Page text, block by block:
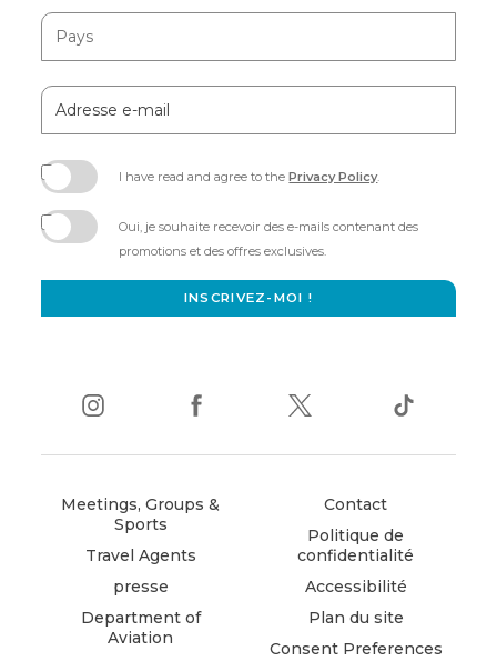
Pays
Adresse
e-
mail
I have read and agree to thePrivacy Policy
in
new
.
Oui, je souhaite recevoir des e-mails contenant des
promotions et des offres exclusives.
INSCRIVEZ-MOI !
Meetings, Groups &
Sports
Travel Agents
presse
Department of
Aviation
Contact
Politique de
confidentialité
Accessibilité
Plan du site
Consent Preferences
in
window)
in
window)
in
window)
in
window)